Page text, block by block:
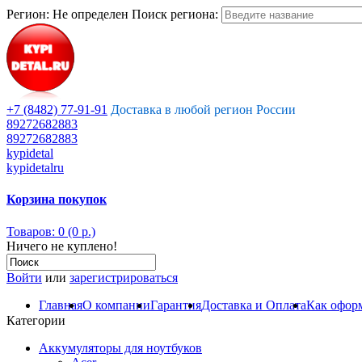
Регион: Не определен Поиск региона:
+7 (8482) 77-91-91 Доставка в любой регион России
89272682883
89272682883
kypidetal
kypidetalru
Корзина покупок
Товаров: 0 (0 р.)
Ничего не куплено!
Войти или зарегистрироваться
ГлавнаяО компанииГарантияДоставка и ОплатаКак
Категории
Аккумуляторы для ноутбуков